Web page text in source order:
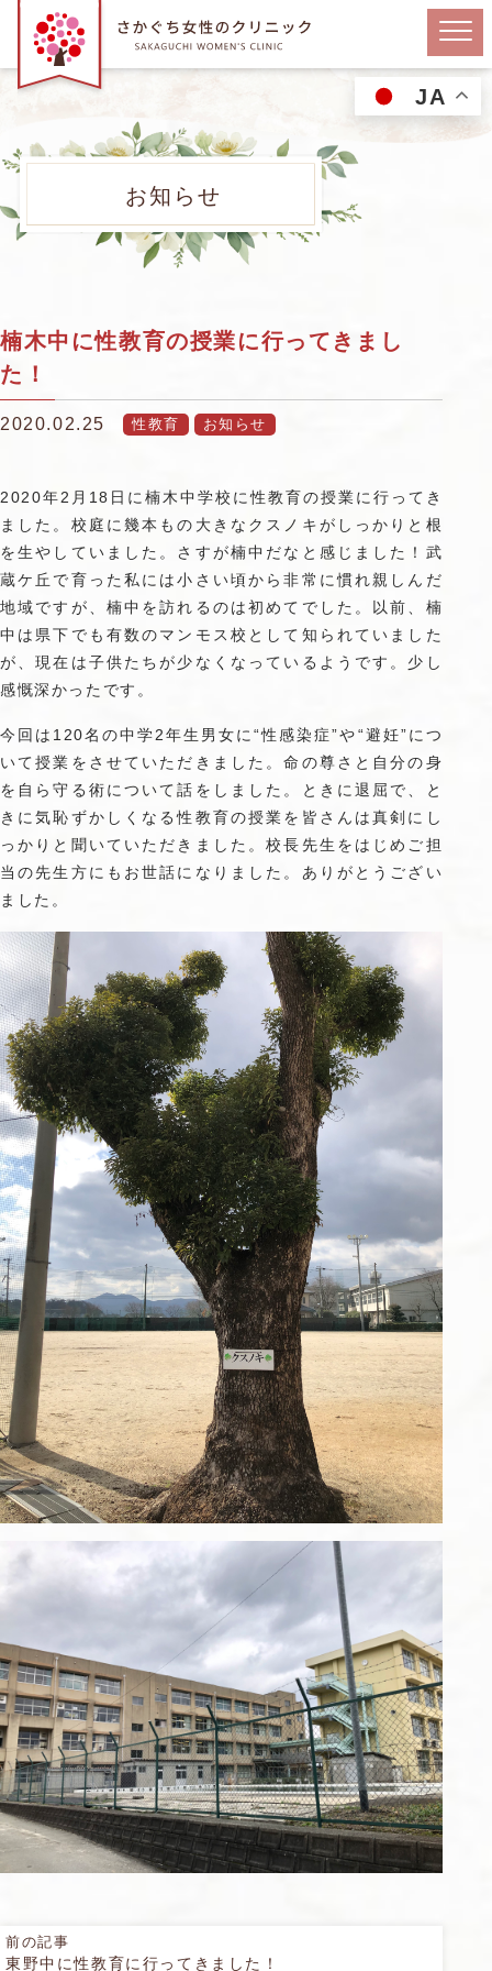
JA
お知らせ
楠木中に性教育の授業に行ってきまし
た！
2020.02.25 性教育 お知らせ
2020年2月18日に楠木中学校に性教育の授業に行ってき
ました。校庭に幾本もの大きなクスノキがしっかりと根
を生やしていました。さすが楠中だなと感じました！武
蔵ケ丘で育った私には小さい頃から非常に慣れ親しんだ
地域ですが、楠中を訪れるのは初めてでした。以前、楠
中は県下でも有数のマンモス校として知られていました
が、現在は子供たちが少なくなっているようです。少し
感慨深かったです。
今回は120名の中学2年生男女に“性感染症”や“避妊”につ
いて授業をさせていただきました。命の尊さと自分の身
を自ら守る術について話をしました。ときに退屈で、と
きに気恥ずかしくなる性教育の授業を皆さんは真剣にし
っかりと聞いていただきました。校長先生をはじめご担
当の先生方にもお世話になりました。ありがとうござい
ました。
前の記事
東野中に性教育に行ってきました！